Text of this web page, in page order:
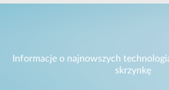
Informacje o najnowszych
skrzynkę